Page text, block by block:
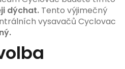
dýchat. Tento výjimečný
vysavačů Cyclovac